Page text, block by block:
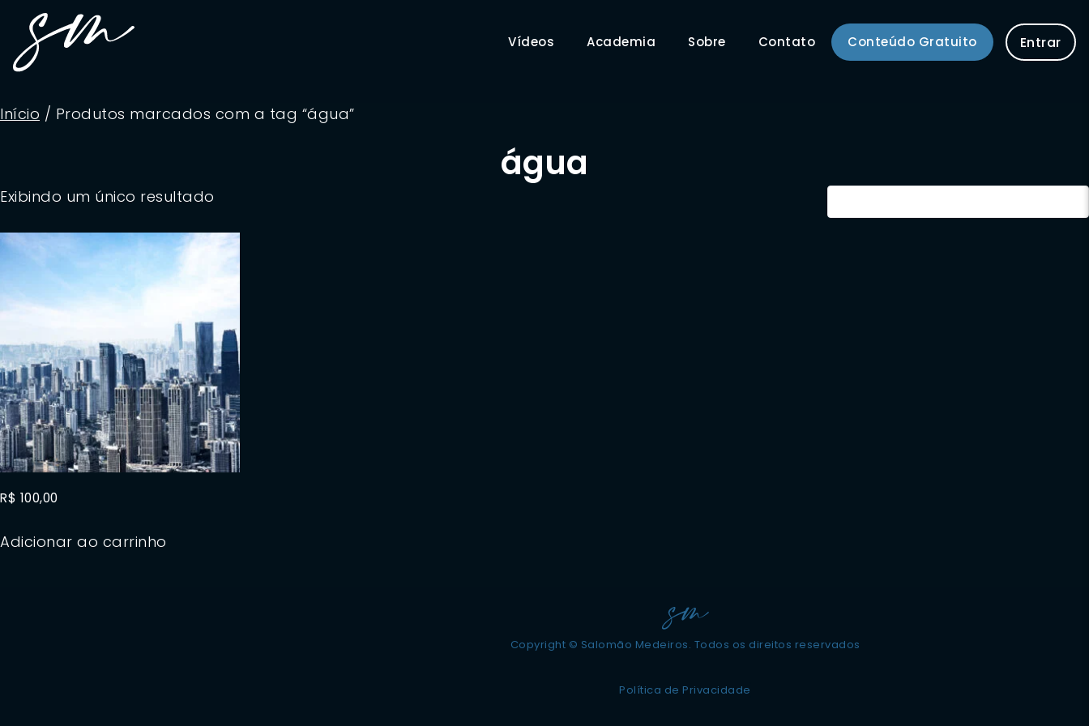
Vídeos Academia Sobre Contato Conteúdo Gratuito Entrar
Início / Produtos marcados com a tag “água”
água
Exibindo um único resultado
R$ 100,00
Adicionar ao carrinho
Copyright © Salomão Medeiros. Todos os direitos reservados
Política de Privacidade